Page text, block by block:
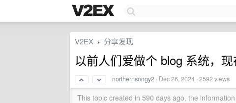
V2EX › 分享发现
以前人们爱做个 blog 系统，
northernsongy2 · Dec 26, 2024 · 2592 views
This topic created in 590 days ago, the